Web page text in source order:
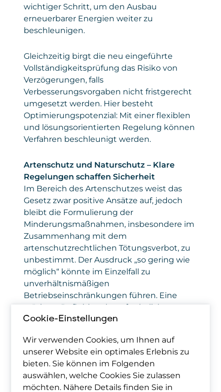
wichtiger Schritt, um den Ausbau
erneuerbarer Energien weiter zu
beschleunigen.
Gleichzeitig birgt die neu eingeführte
Vollständigkeitsprüfung das Risiko von
Verzögerungen, falls
Verbesserungsvorgaben nicht fristgerecht
umgesetzt werden. Hier besteht
Optimierungspotenzial: Mit einer flexiblen
und lösungsorientierten Regelung können
Verfahren beschleunigt werden.
Artenschutz und Naturschutz – Klare
Regelungen schaffen Sicherheit
Im Bereich des Artenschutzes weist das
Gesetz zwar positive Ansätze auf, jedoch
bleibt die Formulierung der
Minderungsmaßnahmen, insbesondere im
Zusammenhang mit dem
artenschutzrechtlichen Tötungsverbot, zu
unbestimmt. Der Ausdruck „so gering wie
möglich“ könnte im Einzelfall zu
unverhältnismäßigen
Betriebseinschränkungen führen. Eine
präzisere Definition der erforderlichen
Minderungs- und Ausgleichsmaßnahmen
Orientierung und Rechtssicherheit bieten.
Beschleunigungsgebiete – Fehlendes
Instrument zur Vereinfachung
Cookie-Einstellungen
Wir verwenden Cookies, um Ihnen auf
unserer Website ein optimales Erlebnis zu
bieten. Sie können im Folgenden
auswählen, welche Cookies Sie zulassen
möchten. Nähere Details finden Sie in